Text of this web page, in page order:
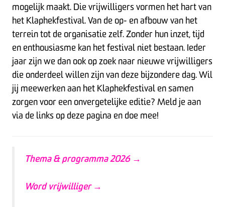
mogelijk maakt. Die vrijwilligers vormen het hart van
het Klaphekfestival. Van de op- en afbouw van het
terrein tot de organisatie zelf. Zonder hun inzet, tijd
en enthousiasme kan het festival niet bestaan. Ieder
jaar zijn we dan ook op zoek naar nieuwe vrijwilligers
die onderdeel willen zijn van deze bijzondere dag. Wil
jij meewerken aan het Klaphekfestival en samen
zorgen voor een onvergetelijke editie? Meld je aan
via de links op deze pagina en doe mee!
Thema & programma 2026 →
Word vrijwilliger →